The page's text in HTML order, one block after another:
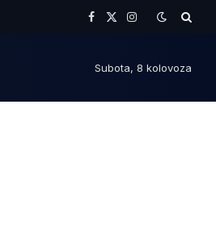
Facebook
X
Instagram
Subota, 8 kolovoza